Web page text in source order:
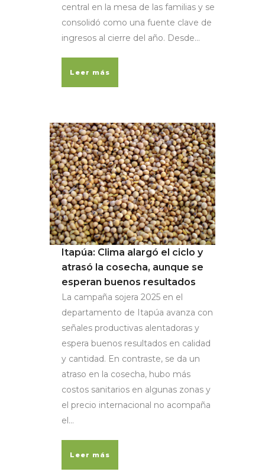
central en la mesa de las familias y se
consolidó como una fuente clave de
ingresos al cierre del año. Desde...
Leer más
Itapúa: Clima alargó el ciclo y
atrasó la cosecha, aunque se
esperan buenos resultados
La campaña sojera 2025 en el
departamento de Itapúa avanza con
señales productivas alentadoras y
espera buenos resultados en calidad
y cantidad. En contraste, se da un
atraso en la cosecha, hubo más
costos sanitarios en algunas zonas y
el precio internacional no acompaña
el...
Leer más